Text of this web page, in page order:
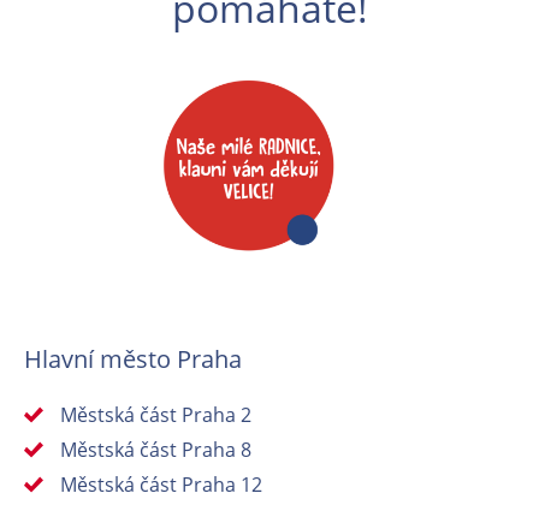
Hlavní město Praha
Městská část Praha 2
Městská část Praha 8
Městská část Praha 12